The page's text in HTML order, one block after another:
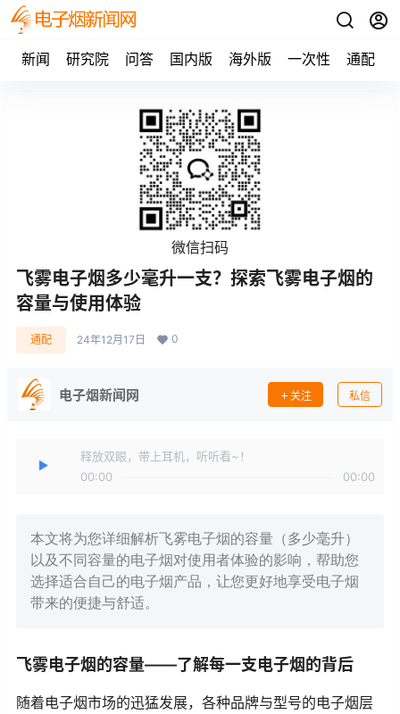
新闻 研究院 问答 国内版 海外版 一次性 通配
微信扫码
飞雾电子烟多少毫升一支？探索飞雾电子烟的
容量与使用体验
通配 24年12月17日 0
电子烟新闻网 关注 私信
释放双眼，带上耳机，听听看~！
00:00
00:00
本文将为您详细解析飞雾电子烟的容量（多少毫升）
以及不同容量的电子烟对使用者体验的影响，帮助您
选择适合自己的电子烟产品，让您更好地享受电子烟
带来的便捷与舒适。
飞雾电子烟的容量——了解每一支电子烟的背后
随着电子烟市场的迅猛发展，各种品牌与型号的电子烟层